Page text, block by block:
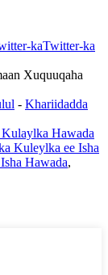
Twitter-ka
Xuquuqaha
- Khariidadda
Hawada
Kuleylka ee Isha
Hawada,